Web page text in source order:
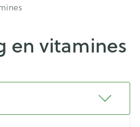
en vitamines